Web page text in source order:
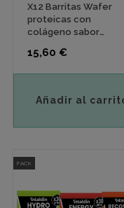
X12 Barritas Wafer
proteicas con
colágeno sabor
Precio
15,60 €
Añadir al
PACK